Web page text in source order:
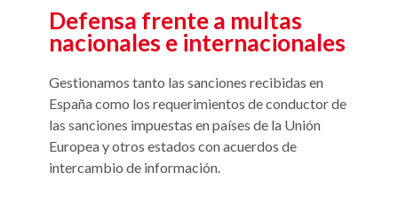
Defensa frente a multas
Gestionamos tanto las sanciones recibidas en
España como los requerimientos de conductor de
las sanciones impuestas en países de la Unión
Europea y otros estados con acuerdos de